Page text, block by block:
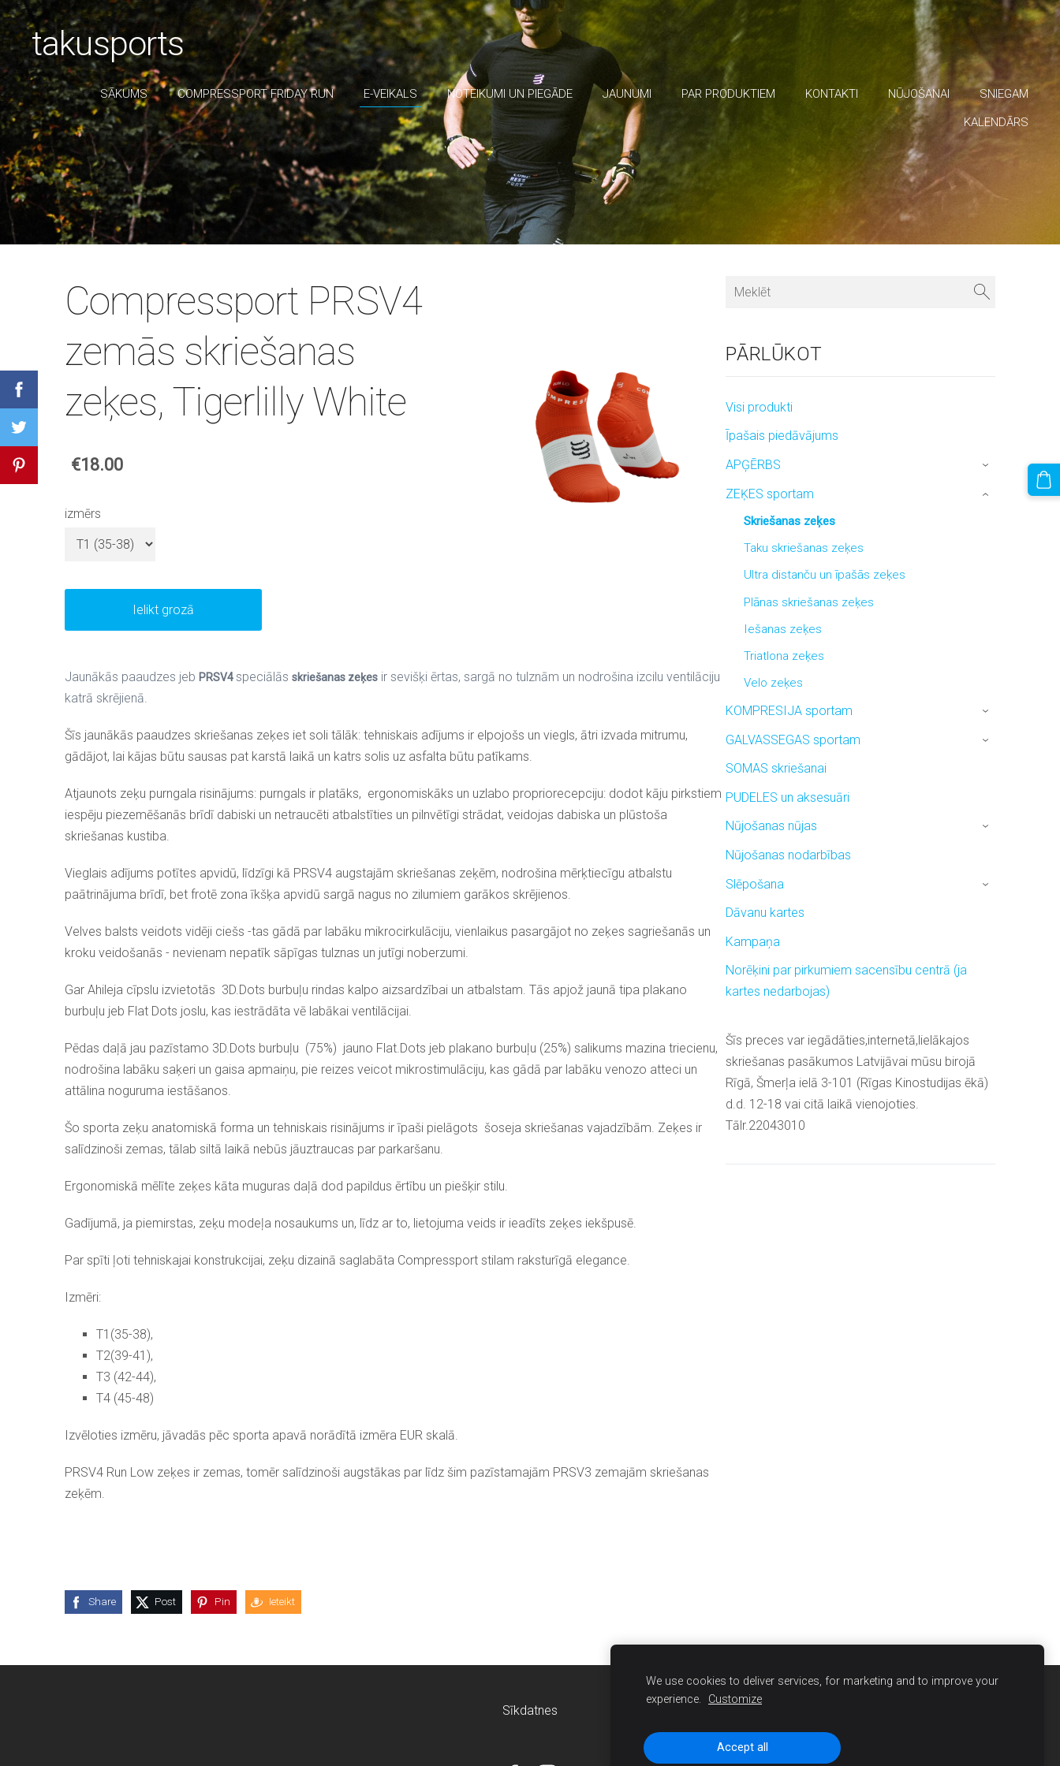
takusports
SĀKUMS COMPRESSPORT FRIDAY RUN E-VEIKALS NOTEIKUMI UN PIEGĀDE JAUNUMI PAR PRODUKTIEM KONTAKTI NŪJOŠANAI
SNIEGAM
KALENDĀRS
PĀRLŪKOT
Visi produkti
Īpašais piedāvājums
APĢĒRBS
›
ZEĶES sportam
Skriešanas zeķes
Taku skriešanas zeķes
Ultra distanču un īpašās zeķes
Plānas skriešanas zeķes
Iešanas zeķes
Triatlona zeķes
Velo zeķes
›
KOMPRESIJA sportam ›
GALVASSEGAS sportam ›
SOMAS skriešanai
PUDELES un aksesuāri
Nūjošanas nūjas
›
Nūjošanas nodarbības
Slēpošana
›
Dāvanu kartes
Kampaņa
Norēķini par pirkumiem sacensību centrā (ja
kartes nedarbojas)
Šīs preces var iegādāties,internetā,lielākajos
skriešanas pasākumos Latvijāvai mūsu birojā
Rīgā, Šmerļa ielā 3-101 (Rīgas Kinostudijas ēkā)
d.d. 12-18 vai citā laikā vienojoties.
Tālr.22043010
Compressport PRSV4
zemās skriešanas
zeķes, Tigerlilly White
€18.00
izmērs
Ielikt grozā
Jaunākās paaudzes jeb PRSV4 speciālās skriešanas zeķes ir sevišķi ērtas, sargā no tulznām un nodrošina izcilu ventilāciju
katrā skrējienā.
Šīs jaunākās paaudzes skriešanas zeķes iet soli tālāk: tehniskais adījums ir elpojošs un viegls, ātri izvada mitrumu,
gādājot, lai kājas būtu sausas pat karstā laikā un katrs solis uz asfalta būtu patīkams.
Atjaunots zeķu purngala risinājums: purngals ir platāks, ergonomiskāks un uzlabo propriorecepciju: dodot kāju pirkstiem
iespēju piezemēšanās brīdī dabiski un netraucēti atbalstīties un pilnvētīgi strādat, veidojas dabiska un plūstoša
skriešanas kustiba.
Vieglais adījums potītes apvidū, līdzīgi kā PRSV4 augstajām skriešanas zeķēm, nodrošina mērķtiecīgu atbalstu
paātrinājuma brīdī, bet frotē zona īkšķa apvidū sargā nagus no zilumiem garākos skrējienos.
Velves balsts veidots vidēji ciešs -tas gādā par labāku mikrocirkulāciju, vienlaikus pasargājot no zeķes sagriešanās un
kroku veidošanās - nevienam nepatīk sāpīgas tulznas un jutīgi noberzumi.
Gar Ahileja cīpslu izvietotās 3D.Dots burbuļu rindas kalpo aizsardzībai un atbalstam. Tās apjož jaunā tipa plakano
burbuļu jeb Flat Dots joslu, kas iestrādāta vē labākai ventilācijai.
Pēdas daļā jau pazīstamo 3D.Dots burbuļu (75%) jauno Flat.Dots jeb plakano burbuļu (25%) salikums mazina triecienu,
nodrošina labāku saķeri un gaisa apmaiņu, pie reizes veicot mikrostimulāciju, kas gādā par labāku venozo atteci un
attālina noguruma iestāšanos.
Šo sporta zeķu anatomiskā forma un tehniskais risinājums ir īpaši pielāgots šoseja skriešanas vajadzībām. Zeķes ir
salīdzinoši zemas, tālab siltā laikā nebūs jāuztraucas par parkaršanu.
Ergonomiskā mēlīte zeķes kāta muguras daļā dod papildus ērtību un piešķir stilu.
Gadījumā, ja piemirstas, zeķu modeļa nosaukums un, līdz ar to, lietojuma veids ir ieadīts zeķes iekšpusē.
Par spīti ļoti tehniskajai konstrukcijai, zeķu dizainā saglabāta Compressport stilam raksturīgā elegance.
Izmēri:
T1(35-38),
T2(39-41),
T3 (42-44),
T4 (45-48)
Izvēloties izmēru, jāvadās pēc sporta apavā norādītā izmēra EUR skalā.
PRSV4 Run Low zeķes ir zemas, tomēr salīdzinoši augstākas par līdz šim pazīstamajām PRSV3 zemajām skriešanas
zeķēm.
Share Post Pin Ieteikt
Sīkdatnes
We use cookies to deliver services, for marketing and to improve your
experience.
Customize
Accept all